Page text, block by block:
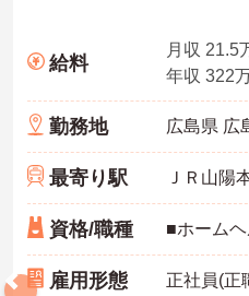
給料
勤務地
最寄り駅
資格/職種
雇用形態 正社員(正